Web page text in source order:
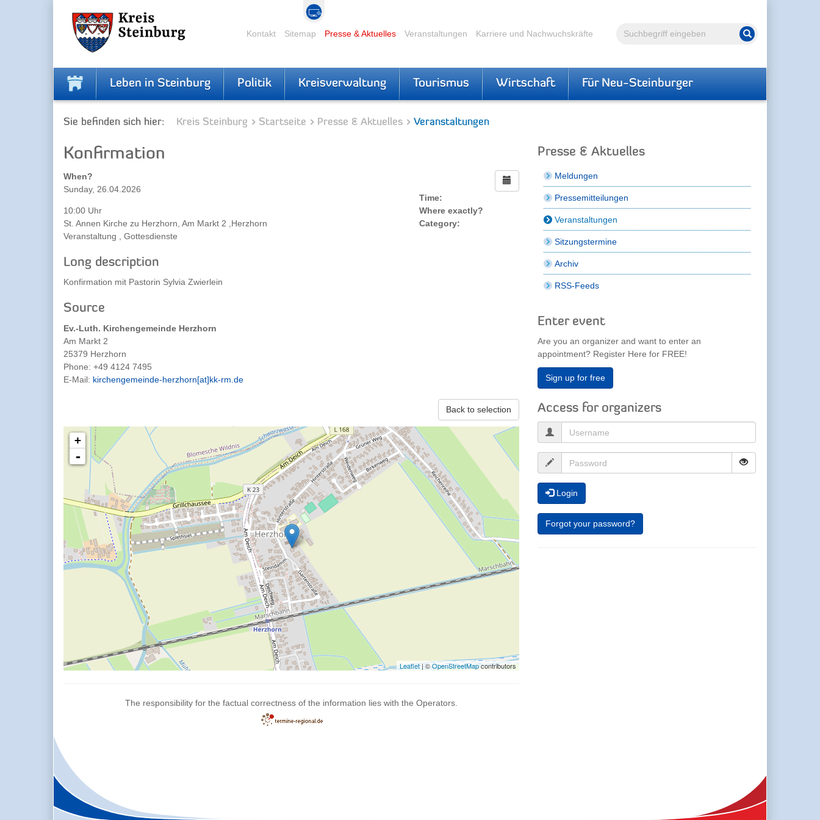
Volltextsuche Suche starten
Kontakt Sitemap Presse & Aktuelles Veranstaltungen Karriere und Nachwuchskräfte
Leben in Steinburg Politik Kreisverwaltung Tourismus Wirtschaft Für Neu-Steinburger
Sie befinden sich hier: Kreis Steinburg Startseite Presse & Aktuelles Veranstaltungen
Konfirmation
When?
Sunday, 26.04.2026
Time:
10:00 Uhr
Where exactly?
St. Annen Kirche zu Herzhorn, Am Markt 2 ,Herzhorn
Category:
Veranstaltung , Gottesdienste
Long description
Konfirmation mit Pastorin Sylvia Zwierlein
Source
Ev.-Luth. Kirchengemeinde Herzhorn
Am Markt 2
25379 Herzhorn
Phone: +49 4124 7495
E-Mail: kirchengemeinde-herzhorn[at]kk-rm.de
Back to selection
+
-
Leaflet| ©OpenStreetMapcontributors
The responsibility for the factual correctness of the information lies with the Operators.
Presse & Aktuelles
Meldungen
Pressemitteilungen
Veranstaltungen
Sitzungstermine
Archiv
RSS-Feeds
Enter event
Are you an organizer and want to enter an
appointment? Register Here for FREE!
Sign up for free
Access for organizers
Login
Forgot your password?